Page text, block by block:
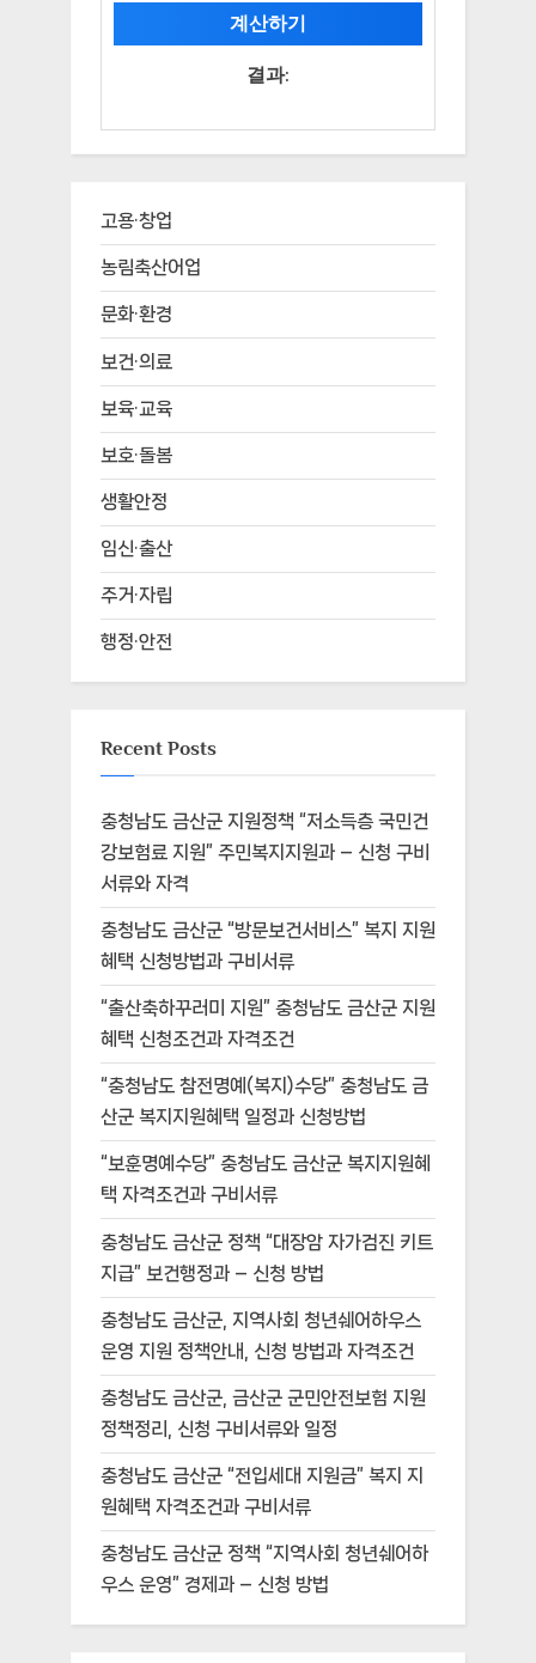
계산하기
결과:
고용·창업
농림축산어업
문화·환경
보건·의료
보육·교육
보호·돌봄
생활안정
임신·출산
주거·자립
행정·안전
Recent Posts
충청남도 금산군 지원정책 “저소득층 국민건
강보험료 지원” 주민복지지원과 – 신청 구비
서류와 자격
충청남도 금산군 “방문보건서비스” 복지 지원
혜택 신청방법과 구비서류
“출산축하꾸러미 지원” 충청남도 금산군 지원
혜택 신청조건과 자격조건
“충청남도 참전명예(복지)수당” 충청남도 금
산군 복지지원혜택 일정과 신청방법
“보훈명예수당” 충청남도 금산군 복지지원혜
택 자격조건과 구비서류
충청남도 금산군 정책 “대장암 자가검진 키트
지급” 보건행정과 – 신청 방법
충청남도 금산군, 지역사회 청년쉐어하우스
운영 지원 정책안내, 신청 방법과 자격조건
충청남도 금산군, 금산군 군민안전보험 지원
정책정리, 신청 구비서류와 일정
충청남도 금산군 “전입세대 지원금” 복지 지
원혜택 자격조건과 구비서류
충청남도 금산군 정책 “지역사회 청년쉐어하
우스 운영” 경제과 – 신청 방법